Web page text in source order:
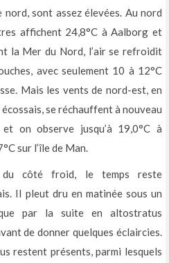
sont assez élevées. Au nord
affichent 24,8°C à Aalborg et
la Mer du Nord, l’air se refroidit
avec seulement 10 à 12°C
Mais les vents de nord-est, en
se réchauffent à nouveau
on observe jusqu’à 19,0°C à
sur l’île de Man.
du côté froid, le temps reste
Il pleut dru en matinée sous un
par la suite en altostratus
de donner quelques éclaircies.
restent présents, parmi lesquels